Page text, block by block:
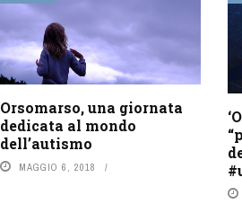
Orsomarso, una giornata
dedicata al mondo
dell’autismo
MAGGIO 6, 2018